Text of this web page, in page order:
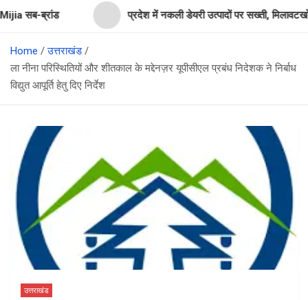
ब्रांड प्रदेश में नकली डेयरी उत्पादों पर सख्ती,
Home
उत्तराखंड
ला नीना परिस्थितियों और शीतकाल के मद्देनज़र यूपीसीएल प्रबंध निदेशक ने निर्बाध
विद्युत आपूर्ति हेतु दिए निर्देश
उत्तराखंड